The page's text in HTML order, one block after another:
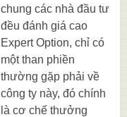
chung các nhà đầu tư
đều đánh giá cao
Expert Option, chỉ có
một than phiền
thường gặp phải về
công ty này, đó chính
là cơ chế thưởng